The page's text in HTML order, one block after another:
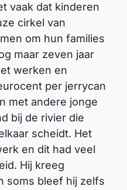
vaak dat kinderen
cirkel van
om hun families
maar zeven jaar
werken en
per jerrycan
met andere jonge
bij de rivier die
scheidt. Het
en dit had veel
Hij kreeg
soms bleef hij zelfs